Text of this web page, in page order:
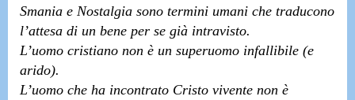
Smania e Nostalgia sono termini umani che traducono
l’attesa di un bene per se già intravisto.
L’uomo cristiano non è un superuomo infallibile (e
arido).
L’uomo che ha incontrato Cristo vivente non è